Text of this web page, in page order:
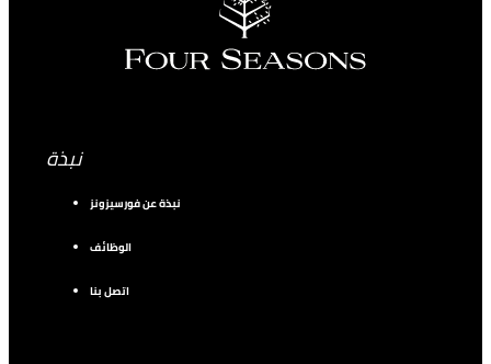
نبذة
نبذة عن فورسيزونز
الوظائف
اتصل بنا